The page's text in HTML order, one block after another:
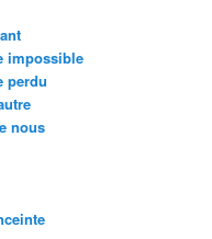
impossible
perdu
nous